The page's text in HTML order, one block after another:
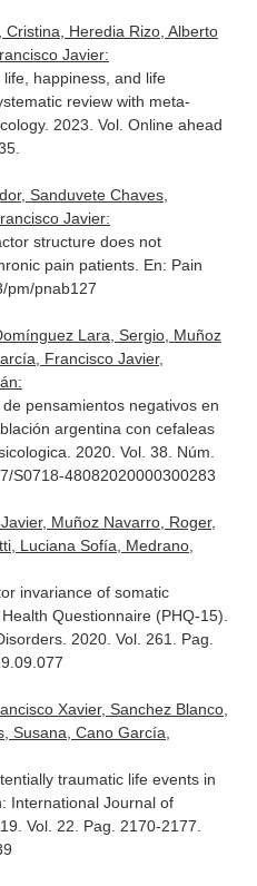
Heredia Rizo, Alberto
Javier:
happiness, and life
review with meta-
. 2023. Vol. Online ahead
Sanduvete Chaves,
Javier:
structure does not
pain patients. En: Pain
pm/pnab127
Lara, Sergio, Muñoz
Francisco Javier,
pensamientos negativos en
argentina con cefaleas
. 2020. Vol. 38. Núm.
S0718-48082020000300283
Muñoz Navarro, Roger,
Luciana Sofía, Medrano,
invariance of somatic
Questionnaire (PHQ-15).
. 2020. Vol. 261. Pag.
Xavier, Sanchez Blanco,
Susana, Cano García,
traumatic life events in
International Journal of
Vol. 22. Pag. 2170-2177.